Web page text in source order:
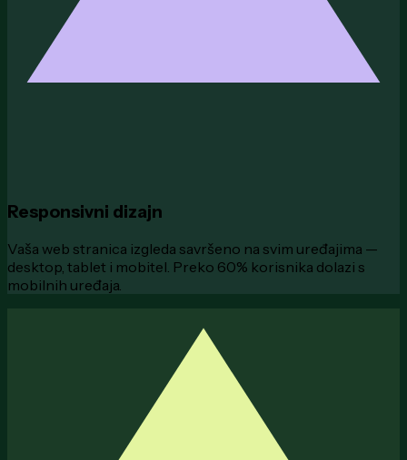
Responsivni dizajn
Vaša web stranica izgleda savršeno na svim uređajima —
desktop, tablet i mobitel. Preko 60% korisnika dolazi s
mobilnih uređaja.